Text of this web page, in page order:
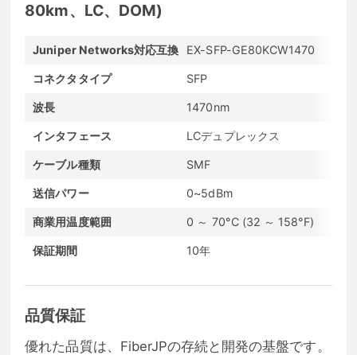
80km、LC、DOM)
Juniper Networks対応互換 EX-SFP-GE80KCW1470
コネクタタイプ SFP
波長 1470nm
インタフェース LCデュプレックス
ケーブル種類 SMF
送信パワー 0~5dBm
商業用温度範囲 0 ～ 70°C (32 ～ 158°F)
保証期間 10年
品質保証
優れた品質は、FiberJPの存続と開発の基盤です。